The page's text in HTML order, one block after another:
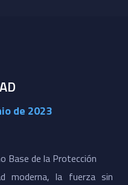
de 2023
Base de la Protección
moderna, la fuerza sin